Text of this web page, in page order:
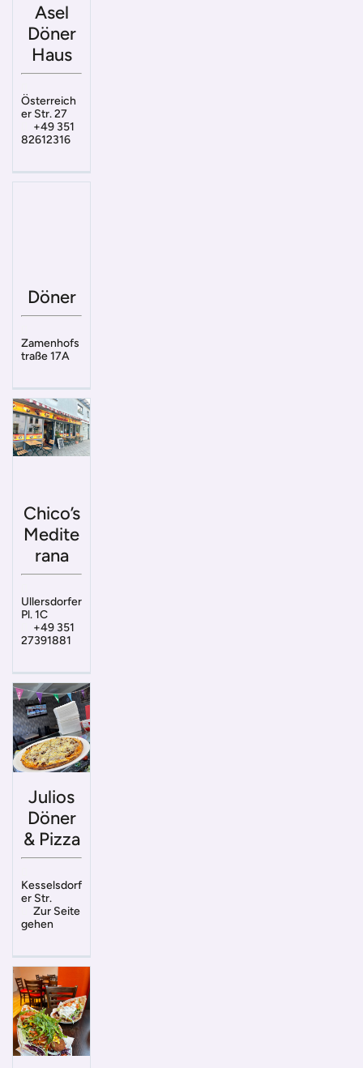
Asel
Döner
Haus
Österreich
er Str. 27
+49 351
82612316
Döner
Zamenhofs
traße 17A
Chico’s
Medite
rana
Ullersdorfer
Pl. 1C
+49 351
27391881
Julios
Döner
& Pizza
Kesselsdorf
er Str.
Zur Seite
gehen